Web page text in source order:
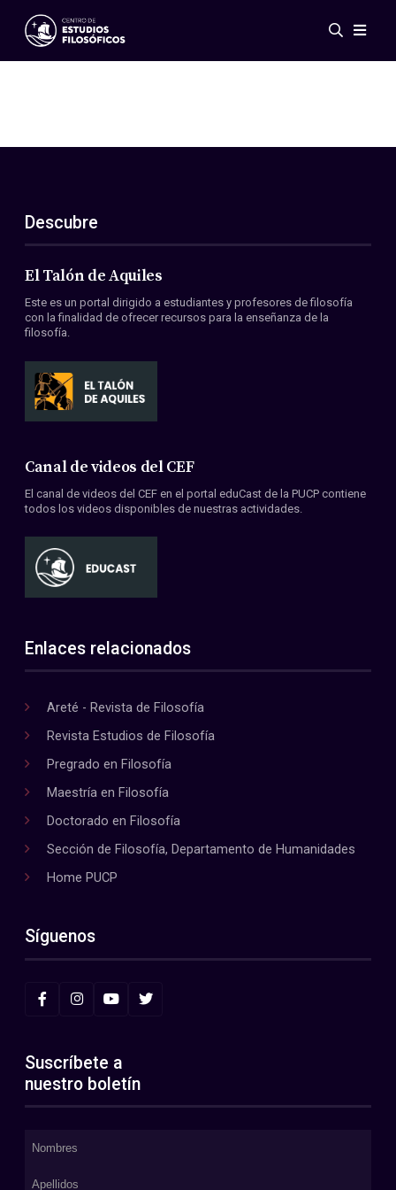
Eventos
ES
EN
Acerca de nosotros
Miembros
Convenios
Descubre
El Talón de Aquiles
Este es un portal dirigido a estudiantes y profesores de filosofía
con la finalidad de ofrecer recursos para la enseñanza de la
filosofía.
Canal de videos del CEF
El canal de videos del CEF en el portal eduCast de la PUCP contiene
todos los videos disponibles de nuestras actividades.
Enlaces relacionados
Areté - Revista de Filosofía
Revista Estudios de Filosofía
Pregrado en Filosofía
Maestría en Filosofía
Doctorado en Filosofía
Sección de Filosofía, Departamento de Humanidades
Home PUCP
Síguenos
Suscríbete a
nuestro boletín